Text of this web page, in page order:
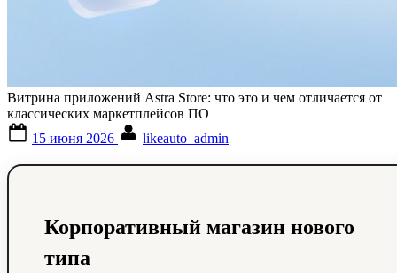
Витрина приложений Astra Store: что это и чем отличается от
классических маркетплейсов ПО
on
15 июня 2026 likeauto_admin
Корпоративный магазин нового
типа